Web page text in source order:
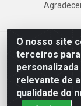
O nosso site
terceiros
relevante de
qualidade do
Deskontão
Imbiribeira -